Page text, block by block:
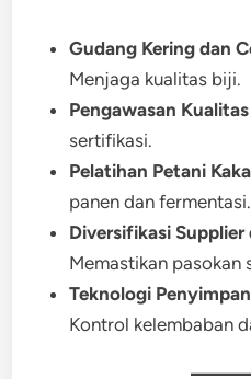
Gudang Kering dan
Menjaga kualitas biji.
Pengawasan
sertifikasi.
Pelatihan Petani
panen dan fermentasi.
Diversifikasi Supplier
Memastikan pasokan
Teknologi
Kontrol kelembaban